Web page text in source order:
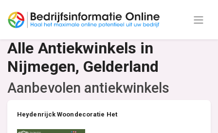
Alle Antiekwinkels in
Nijmegen, Gelderland
Aanbevolen antiekwinkels
Heydenrijck Woondecoratie Het